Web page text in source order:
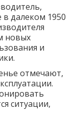
в далеком 1950
новых
и
отмечают,
ситуации,